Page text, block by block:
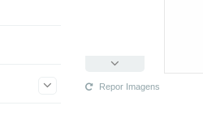
Repor Imagens